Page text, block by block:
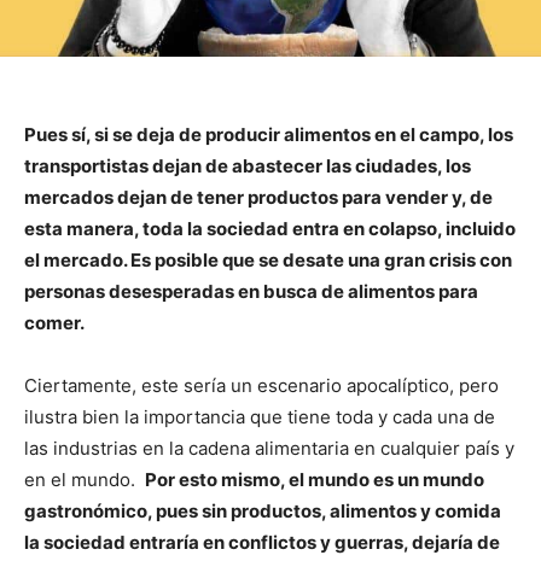
Pues sí, si se deja de producir alimentos en el campo, los
transportistas dejan de abastecer las ciudades, los
mercados dejan de tener productos para vender y, de
esta manera, toda la sociedad entra en colapso, incluido
el mercado. Es posible que se desate una gran crisis con
personas desesperadas en busca de alimentos para
comer.
Ciertamente, este sería un escenario apocalíptico, pero
ilustra bien la importancia que tiene toda y cada una de
las industrias en la cadena alimentaria en cualquier país y
en el mundo. Por esto mismo, el mundo es un mundo
gastronómico, pues sin productos, alimentos y comida
la sociedad entraría en conflictos y guerras, dejaría de